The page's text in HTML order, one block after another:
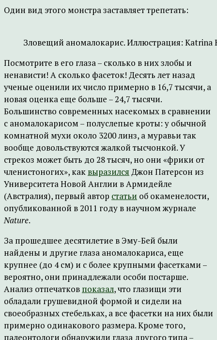
Один вид этого монстра заставляет трепетать:
Зловещий аномалокарис. Иллюстрация: Katrina
Посмотрите в его глаза – сколько в них злобы и
ненависти! А сколько фасеток! Десять лет назад
ученые оценили их число примерно в 16,7 тысячи, а
новая оценка еще больше – 24,7 тысячи.
Большинство современных насекомых в сравнении
с аномалокарисом – полуслепые кроты: у обычной
комнатной мухи около 3200 линз, а муравьи так
вообще довольствуются жалкой тысчонкой. У
стрекоз может быть до 28 тысяч, но они «фрики от
членистоногих», как выразился Джон Патерсон из
Университета Новой Англии в Армидейле
(Австралия), первый автор статьи об окаменелости,
опубликованной в 2011 году в научном журнале
Nature.
За прошедшее десятилетие в Эму-Бей были
найдены и другие глаза аномалокариса, еще
крупнее (до 4 см) и с более крупными фасетками –
вероятно, они принадлежали особи постарше.
Анализ отпечатков показал, что глазищи эти
обладали грушевидной формой и сидели на
своеобразных стебельках, а все фасетки на них были
примерно одинакового размера. Кроме того,
палеонтологи обнаружили глаза другого типа –